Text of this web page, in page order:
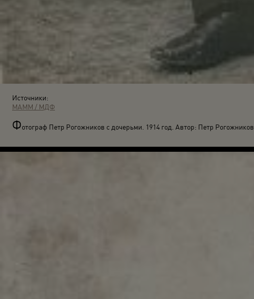
Источники:
МАММ / МДФ
Фотограф Петр Рогожников с дочерьми. 1914 год. Автор: Петр Рогожников.